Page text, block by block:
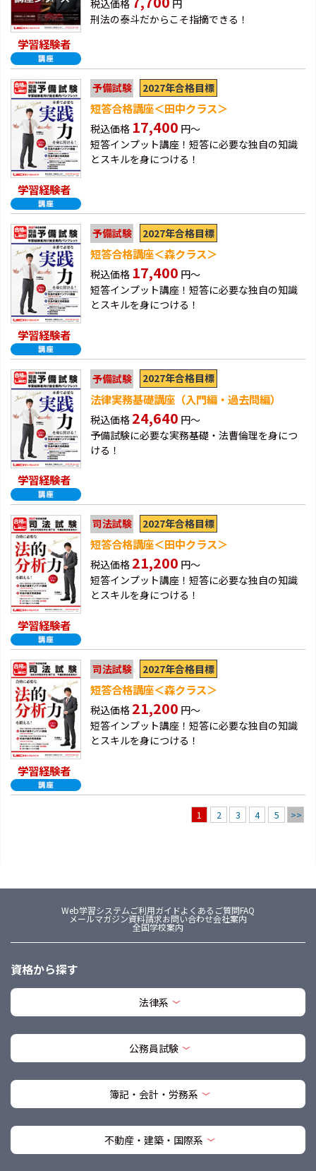
学習経験者
税込価格
円
刑法の泰斗だからこそ指摘できる！
学習経験者
予備試験 2027年合格目標
短答合格講座＜田中クラス＞
税込価格 17,400 円～
短答インプット講座！短答に必要な独自の知識
とスキルを身につける！
学習経験者
予備試験 2027年合格目標
短答合格講座＜森クラス＞
税込価格 17,400 円～
短答インプット講座！短答に必要な独自の知識
とスキルを身につける！
学習経験者
予備試験 2027年合格目標
法律実務基礎講座（入門編・過去問編）
税込価格 24,640 円～
予備試験に必要な実務基礎・法曹倫理を身につ
ける！
学習経験者
司法試験 2027年合格目標
短答合格講座＜田中クラス＞
税込価格 21,200 円～
短答インプット講座！短答に必要な独自の知識
とスキルを身につける！
学習経験者
司法試験 2027年合格目標
短答合格講座＜森クラス＞
税込価格 21,200 円～
短答インプット講座！短答に必要な独自の知識
とスキルを身につける！
1 2 3 4 5 >>
Web学習システムご利用ガイドよくあるご質問FAQ
メールマガジン資料請求お問い合わせ会社案内
全国学校案内
資格から探す
法律系
公務員試験
簿記・会計・労務系
不動産・建築・国際系